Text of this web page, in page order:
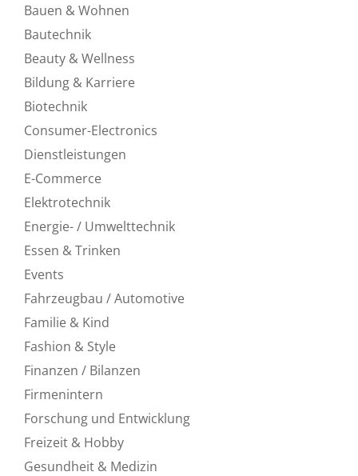
Bauen & Wohnen
Bautechnik
Beauty & Wellness
Bildung & Karriere
Biotechnik
Consumer-Electronics
Dienstleistungen
E-Commerce
Elektrotechnik
Energie- / Umwelttechnik
Essen & Trinken
Events
Fahrzeugbau / Automotive
Familie & Kind
Fashion & Style
Finanzen / Bilanzen
Firmenintern
Forschung und Entwicklung
Freizeit & Hobby
Gesundheit & Medizin